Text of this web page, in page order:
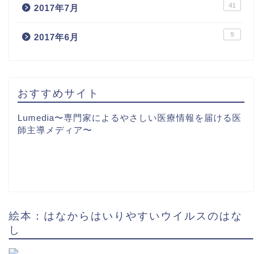
2017年7月 41
2017年6月 9
おすすめサイト
Lumedia〜専門家によるやさしい医療情報を届ける医
師主導メディア〜
絵本：はなからはいりやすいウイルスのはな
し